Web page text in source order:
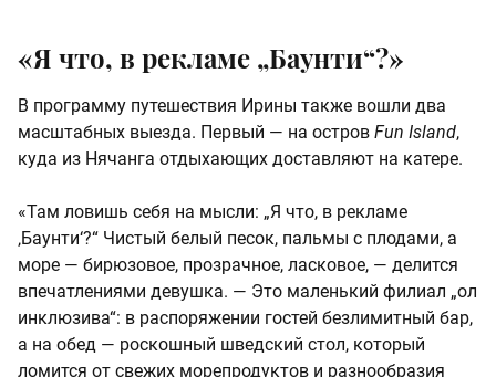
«Я что, в рекламе „Баунти“?»
В программу путешествия Ирины также вошли два
масштабных выезда. Первый — на остров Fun Island,
куда из Нячанга отдыхающих доставляют на катере.
«Там ловишь себя на мысли: „Я что, в рекламе
‚Баунти‘?“ Чистый белый песок, пальмы с плодами, а
море — бирюзовое, прозрачное, ласковое, — делится
впечатлениями девушка. — Это маленький филиал „ол
инклюзива“: в распоряжении гостей безлимитный бар,
а на обед — роскошный шведский стол, который
ломится от свежих морепродуктов и разнообразия